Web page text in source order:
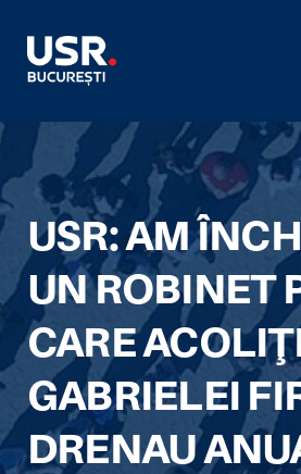
USR: AM
UN ROBINET
CARE
GABRIELEI
DRENAU